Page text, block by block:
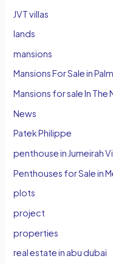
JVT villas
lands
mansions
Mansions For Sale in
Mansions for sale In The
News
Patek Philippe
penthouse in Jumeirah
Penthouses for Sale in
plots
project
properties
real estate in abu dubai